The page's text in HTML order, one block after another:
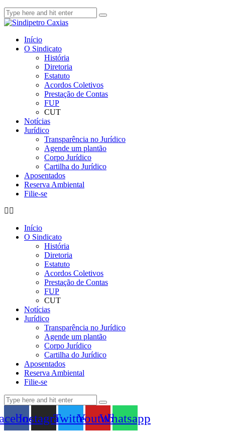
Início
O Sindicato
História
Diretoria
Estatuto
Acordos Coletivos
Prestação de Contas
FUP
CUT
Notícias
Jurídico
Transparência no Jurídico
Agende um plantão
Corpo Jurídico
Cartilha do Jurídico
Aposentados
Reserva Ambiental
Filie-se
Início
O Sindicato
História
Diretoria
Estatuto
Acordos Coletivos
Prestação de Contas
FUP
CUT
Notícias
Jurídico
Transparência no Jurídico
Agende um plantão
Corpo Jurídico
Cartilha do Jurídico
Aposentados
Reserva Ambiental
Filie-se
InstagramTwitterYoutubeWhatsapp